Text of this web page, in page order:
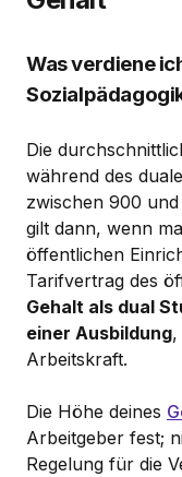
Was verdiene
Die
während des
zwischen 900
gilt dann, wenn
öffentlichen
Tarifvertrag des
Gehalt als dual
einer Ausbildung,
Arbeitskraft.
Die Höhe deines
Arbeitgeber fest;
Regelung für die